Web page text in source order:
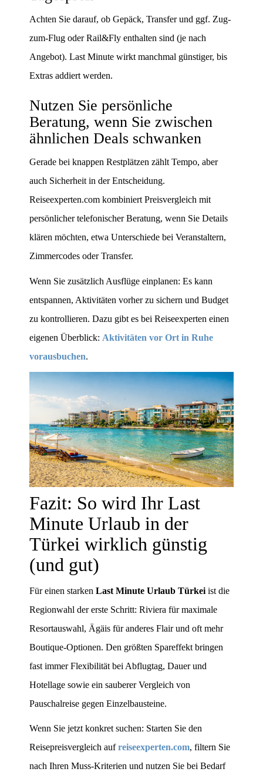
Achten Sie darauf, ob Gepäck, Transfer und ggf. Zug-
zum-Flug oder Rail&Fly enthalten sind (je nach
Angebot). Last Minute wirkt manchmal günstiger, bis
Extras addiert werden.
Nutzen Sie persönliche
Beratung, wenn Sie zwischen
ähnlichen Deals schwanken
Gerade bei knappen Restplätzen zählt Tempo, aber
auch Sicherheit in der Entscheidung.
Reiseexperten.com kombiniert Preisvergleich mit
persönlicher telefonischer Beratung, wenn Sie Details
klären möchten, etwa Unterschiede bei Veranstaltern,
Zimmercodes oder Transfer.
Wenn Sie zusätzlich Ausflüge einplanen: Es kann
entspannen, Aktivitäten vorher zu sichern und Budget
zu kontrollieren. Dazu gibt es bei Reiseexperten einen
eigenen Überblick: Aktivitäten vor Ort in Ruhe
vorausbuchen.
Fazit: So wird Ihr Last
Minute Urlaub in der
Türkei wirklich günstig
(und gut)
Für einen starken Last Minute Urlaub Türkei ist die
Regionwahl der erste Schritt: Riviera für maximale
Resortauswahl, Ägäis für anderes Flair und oft mehr
Boutique-Optionen. Den größten Spareffekt bringen
fast immer Flexibilität bei Abflugtag, Dauer und
Hotellage sowie ein sauberer Vergleich von
Pauschalreise gegen Einzelbausteine.
Wenn Sie jetzt konkret suchen: Starten Sie den
Reisepreisvergleich auf reiseexperten.com, filtern Sie
nach Ihren Muss-Kriterien und nutzen Sie bei Bedarf